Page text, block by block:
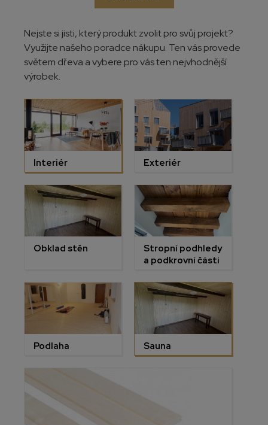
Nejste si jisti, který produkt zvolit pro svůj projekt?
Využijte našeho poradce nákupu. Ten vás provede
světem dřeva a vybere pro vás ten nejvhodnější
výrobek.
Obklad stěn
Stropní podhledy
a podkrovní části
Podlaha Sauna
Interiér Exteriér